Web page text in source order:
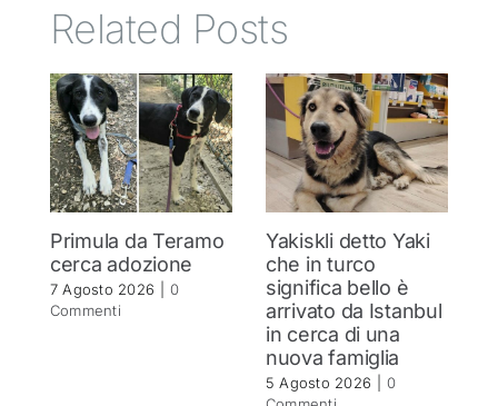
Related Posts
Primula da Teramo
cerca adozione
7 Agosto 2026
0
Commenti
Yakiskli detto Yaki
che in turco
significa bello è
arrivato da Istanbul
in cerca di una
nuova famiglia
5 Agosto 2026
0